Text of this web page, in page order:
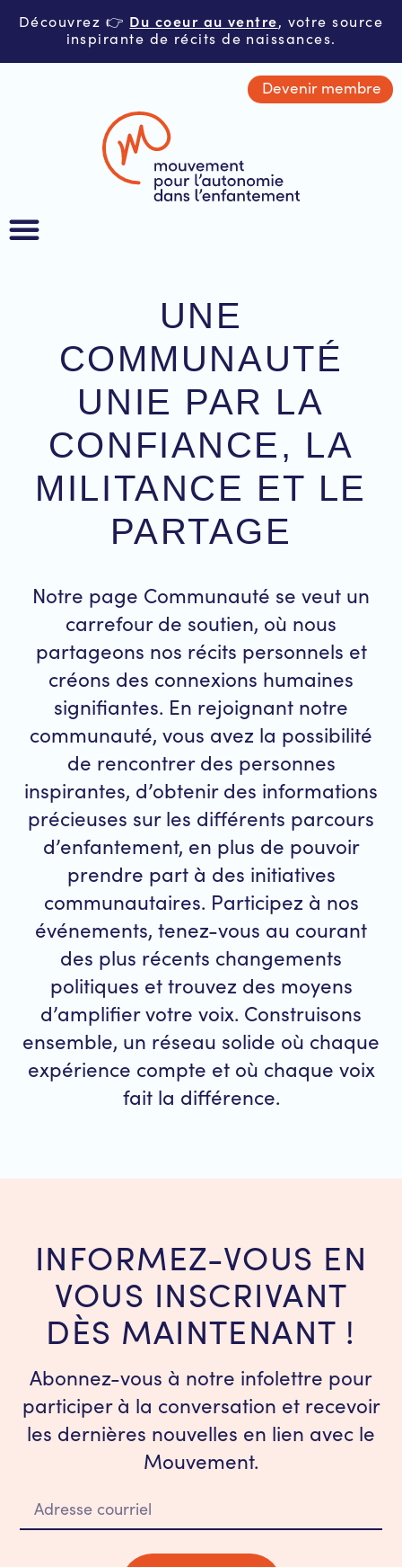
Découvrez 👉 Du coeur au ventre, votre source
inspirante de récits de naissances.
Devenir membre
UNE
COMMUNAUTÉ
UNIE PAR LA
CONFIANCE, LA
MILITANCE ET LE
PARTAGE
Notre page Communauté se veut un
carrefour de soutien, où nous
partageons nos récits personnels et
créons des connexions humaines
signifiantes. En rejoignant notre
communauté, vous avez la possibilité
de rencontrer des personnes
inspirantes, d’obtenir des informations
précieuses sur les différents parcours
d’enfantement, en plus de pouvoir
prendre part à des initiatives
communautaires. Participez à nos
événements, tenez-vous au courant
des plus récents changements
politiques et trouvez des moyens
d’amplifier votre voix. Construisons
ensemble, un réseau solide où chaque
expérience compte et où chaque voix
fait la différence.
INFORMEZ-VOUS EN
VOUS INSCRIVANT
DÈS MAINTENANT !
Abonnez-vous à notre infolettre pour
participer à la conversation et recevoir
les dernières nouvelles en lien avec le
Mouvement.